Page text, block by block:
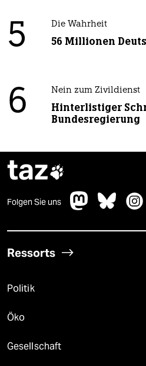
5 Die Wahrheit
56 Millionen
6 Nein zum Zivildienst
Hinterlistiger
Bundesregierung
taz
Folgen Sie uns
Ressorts
Politik
Öko
Gesellschaft